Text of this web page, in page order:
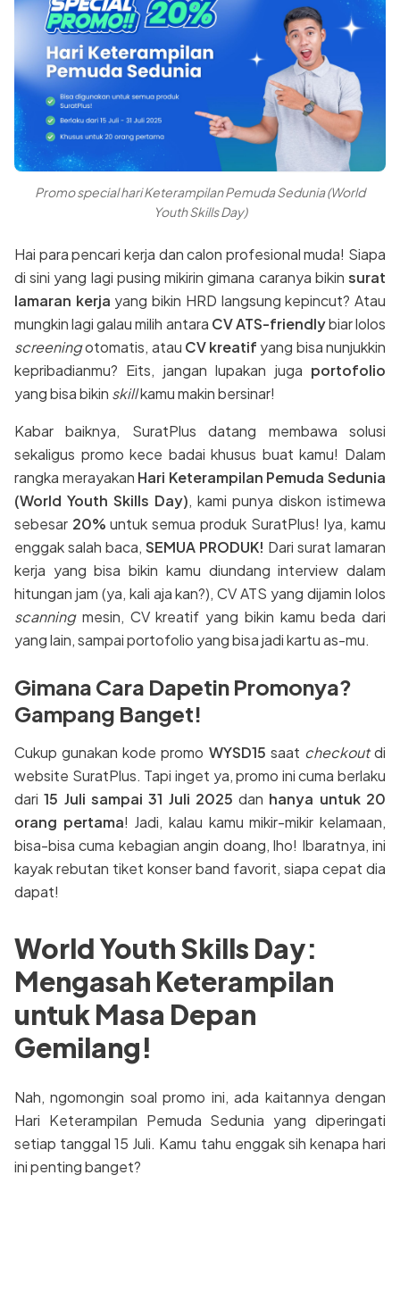
Promo special hari Keterampilan Pemuda Sedunia (World
Youth Skills Day)
Hai para pencari kerja dan calon profesional muda! Siapa
di sini yang lagi pusing mikirin gimana caranya bikin surat
lamaran kerja yang bikin HRD langsung kepincut? Atau
mungkin lagi galau milih antara CV ATS-friendlybiar lolos
screeningotomatis, atau CV kreatif yang bisa nunjukkin
kepribadianmu? Eits, jangan lupakan juga portofolio
yang bisa bikin skillkamu makin bersinar!
Kabar baiknya, SuratPlus datang membawa solusi
sekaligus promo kece badai khusus buat kamu! Dalam
rangka merayakan Hari Keterampilan Pemuda Sedunia
(World Youth Skills Day), kami punya diskon istimewa
sebesar 20% untuk semua produk SuratPlus! Iya, kamu
enggak salah baca, SEMUA PRODUK! Dari surat lamaran
kerja yang bisa bikin kamu diundang interview dalam
hitungan jam (ya, kali aja kan?), CV ATS yang dijamin lolos
scanningmesin, CV kreatif yang bikin kamu beda dari
yang lain, sampai portofolio yang bisa jadi kartu as-mu.
Gimana Cara Dapetin Promonya?
Gampang Banget!
Cukup gunakan kode promo WYSD15 saat checkoutdi
website SuratPlus. Tapi inget ya, promo ini cuma berlaku
dari15 Juli sampai 31 Juli 2025 dan hanya untuk 20
orang pertama! Jadi, kalau kamu mikir-mikir kelamaan,
bisa-bisa cuma kebagian angin doang, lho! Ibaratnya, ini
kayak rebutan tiket konser band favorit, siapa cepat dia
dapat!
World Youth Skills Day:
Mengasah Keterampilan
untuk Masa Depan
Gemilang!
Nah, ngomongin soal promo ini, ada kaitannya dengan
Hari Keterampilan Pemuda Sedunia yang diperingati
setiap tanggal 15 Juli. Kamu tahu enggak sih kenapa hari
ini penting banget?